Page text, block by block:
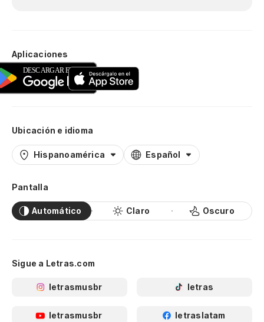
Aplicaciones
Ubicación e idioma
Hispanoamérica Español
Pantalla
Automático Claro Oscuro
Sigue a Letras.com
letrasmusbr letras
letrasmusbr letraslatam